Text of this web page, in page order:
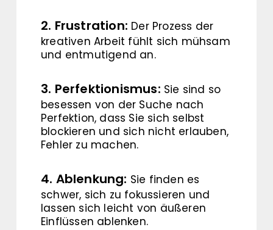
2. Frustration: Der Prozess der
kreativen Arbeit fühlt sich mühsam
und entmutigend an.
3. Perfektionismus: Sie sind so
besessen von der Suche nach
Perfektion, dass Sie sich selbst
blockieren und sich nicht erlauben,
Fehler zu machen.
4. Ablenkung: Sie finden es
schwer, sich zu fokussieren und
lassen sich leicht von äußeren
Einflüssen ablenken.